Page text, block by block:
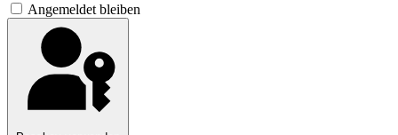
Angemeldet bleiben